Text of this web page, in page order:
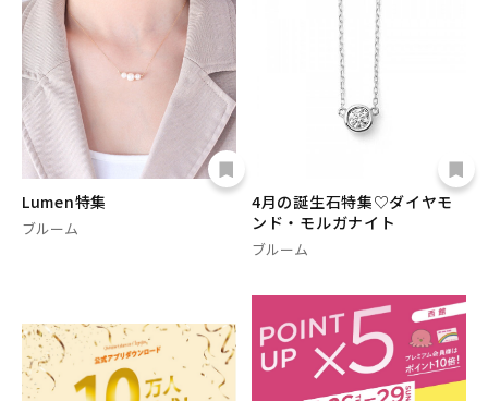
Lumen特集
ブルーム
4月の誕生石特集♡ダイヤモ
ンド・モルガナイト
ブルーム